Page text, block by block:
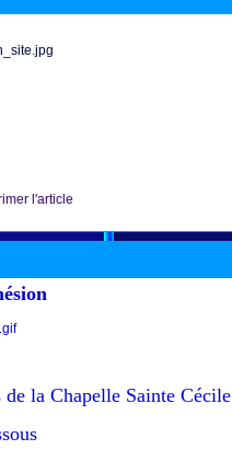
l'article
la Chapelle Sainte Cécile